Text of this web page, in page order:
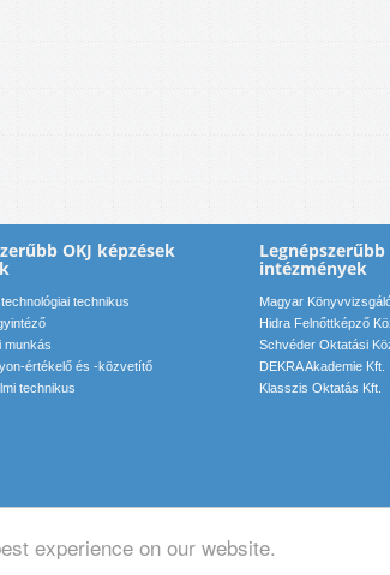
experience on our website.
OKJ képzések
technikus
munkás
értékelő és -közvetítő
technikus
Legnépszerűbb
intézmények
Magyar
Hidra Felnőttképző
Schvéder Oktatási
DEKRA Akademie Kft.
Klasszis Oktatás Kft.
Kapcsolat: info(kukac)motadmin(pont)hu